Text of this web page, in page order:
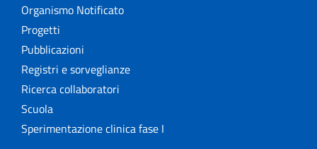
Organismo Notificato
Progetti
Pubblicazioni
Registri e sorveglianze
Ricerca collaboratori
Scuola
Sperimentazione clinica fase I